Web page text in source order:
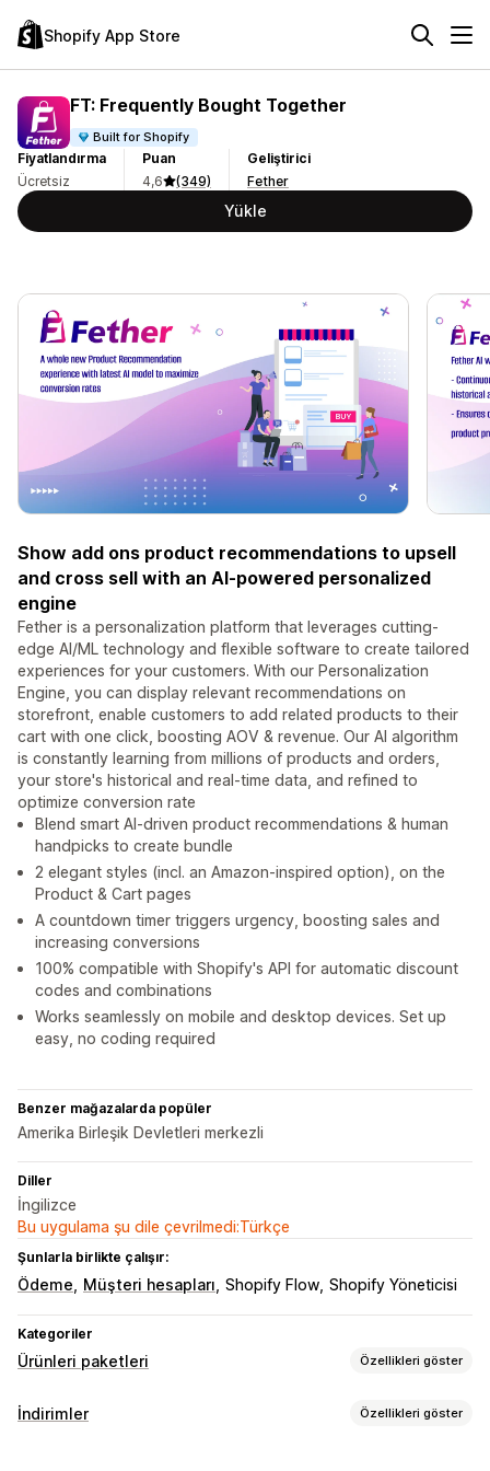
Shopify App Store
FT: Frequently Bought Together
Built for Shopify
Fiyatlandırma
Ücretsiz
Puan
4,6
(349)
Geliştirici
Fether
Yükle
Show add ons product recommendations to upsell
and cross sell with an AI-powered personalized
engine
Fether is a personalization platform that leverages cutting-
edge AI/ML technology and flexible software to create tailored
experiences for your customers. With our Personalization
Engine, you can display relevant recommendations on
storefront, enable customers to add related products to their
cart with one click, boosting AOV & revenue. Our AI algorithm
is constantly learning from millions of products and orders,
your store's historical and real-time data, and refined to
optimize conversion rate
Blend smart AI-driven product recommendations & human
handpicks to create bundle
2 elegant styles (incl. an Amazon-inspired option), on the
Product & Cart pages
A countdown timer triggers urgency, boosting sales and
increasing conversions
100% compatible with Shopify's API for automatic discount
codes and combinations
Works seamlessly on mobile and desktop devices. Set up
easy, no coding required
Benzer mağazalarda popüler
Amerika Birleşik Devletleri merkezli
Diller
İngilizce
Bu uygulama şu dile çevrilmedi:Türkçe
Şunlarla birlikte çalışır:
Ödeme Müşteri hesapları Shopify Flow Shopify Yöneticisi
Kategoriler
Ürünleri paketleri Özellikleri göster
Paket türleri
İndirimler Özellikleri göster